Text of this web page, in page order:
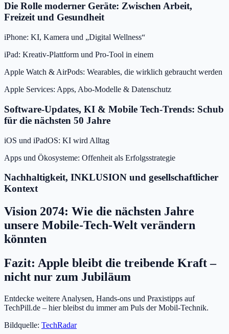
Die Rolle moderner Geräte: Zwischen Arbeit,
Freizeit und Gesundheit
iPhone: KI, Kamera und „Digital Wellness“
iPad: Kreativ-Plattform und Pro-Tool in einem
Apple Watch & AirPods: Wearables, die wirklich gebraucht werden
Apple Services: Apps, Abo-Modelle & Datenschutz
Software-Updates, KI & Mobile Tech-Trends: Schub
für die nächsten 50 Jahre
iOS und iPadOS: KI wird Alltag
Apps und Ökosysteme: Offenheit als Erfolgsstrategie
Nachhaltigkeit, INKLUSION und gesellschaftlicher
Kontext
Vision 2074: Wie die nächsten Jahre
unsere Mobile-Tech-Welt verändern
könnten
Fazit: Apple bleibt die treibende Kraft –
nicht nur zum Jubiläum
Entdecke weitere Analysen, Hands-ons und Praxistipps auf
TechPill.de – hier bleibst du immer am Puls der Mobil-Technik.
Bildquelle: TechRadar